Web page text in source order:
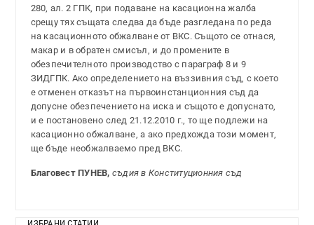
280, ал. 2 ГПК, при подаване на касационна жалба
срещу тях същата следва да бъде разгледана по реда
на касационното обжалване от ВКС. Същото се отнася,
макар и в обратен смисъл, и до промените в
обезпечителното производство с параграф 8 и 9
ЗИДГПК. Ако определението на въззивния съд, с което
е отменен отказът на първоинстанционния съд да
допусне обезпечението на иска и същото е допуснато,
и е постановено след 21.12.2010 г., то ще подлежи на
касационно обжалване, а ако предхожда този момент,
ще бъде необжалваемо пред ВКС.
Благовест ПУНЕВ, съдия в Конституционния съд